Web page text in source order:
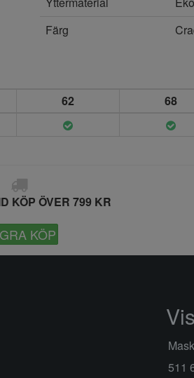
Färg
62 68
KÖP ÖVER 799 KR
KÖP
511